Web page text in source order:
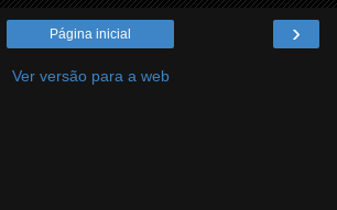
›
Página inicial
Ver versão para a web